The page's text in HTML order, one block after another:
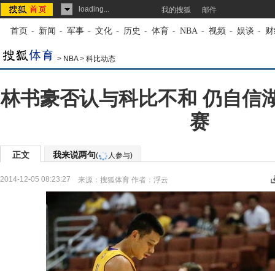
loading... 我的搜狐 邮件
首页 - 新闻 - 军事 - 文化 - 历史 - 体育 - NBA - 视频 - 娱谈 -
> NBA> 科比动态
林书豪否认与科比不和 仍自信
赛
正文 我来说两句( 人参与)
2014-12-05 08:23:27 来源： 搜狐体育 作者：浮云